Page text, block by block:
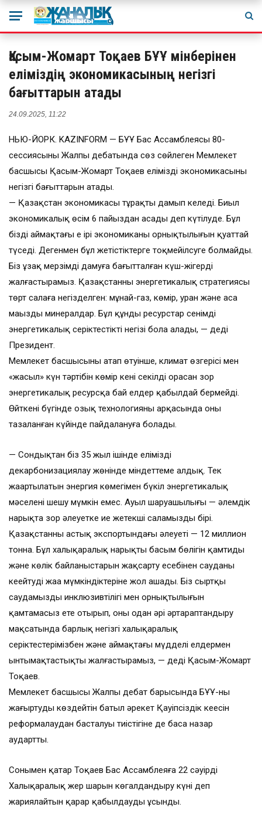
Қасым-Жомарт Тоқаев БҰҰ мінберінен
еліміздің экономикасының негізгі
бағыттарын атады
24.09.2025, 11:22
НЬЮ-ЙОРК. KAZINFORM — БҰҰ Бас Ассамблеясы 80-
сессиясының Жалпы дебатында сөз сөйлеген Мемлекет
басшысы Қасым-Жомарт Тоқаев еліміздің экономикасының
негізгі бағыттарын атады.
— Қазақстан экономикасы тұрақты дамып келеді. Биыл
экономикалық өсім 6 пайыздан асады деп күтілуде. Бұл
біздің аймақтағы ең ірі экономиканың орнықтылығын қуаттай
түседі. Дегенмен бұл жетістіктерге тоқмейілсуге болмайды.
Біз ұзақ мерзімді дамуға бағытталған күш-жігерді
жалғастырамыз. Қазақстанның энергетикалық стратегиясы
төрт салаға негізделген: мұнай-газ, көмір, уран және аса
маңызды минералдар. Бұл құнды ресурстар сенімді
энергетикалық серіктестіктің негізі бола алады, — деді
Президент.
Мемлекет басшысының атап өтуінше, климат өзгерісі мен
«жасыл» күн тәртібін көмір кені секілді орасан зор
энергетикалық ресурсқа бай елдер қабылдай бермейді.
Өйткені бүгінде озық технологияның арқасында оны
тазаланған күйінде пайдалануға болады.
— Сондықтан біз 35 жыл ішінде елімізді
декарбонизациялау жөнінде міндеттеме алдық. Тек
жаңартылатын энергия көмегімен бүкіл энергетикалық
мәселені шешу мүмкін емес. Ауыл шаруашылығы — әлемдік
нарықта зор әлеуетке ие жетекші саламыздың бірі.
Қазақстанның астық экспортындағы әлеуеті — 12 миллион
тонна. Бұл халықаралық нарықтың басым бөлігін қамтиды
және көлік байланыстарын жақсарту есебінен сауданы
кеңейтудің жаңа мүмкіндіктеріне жол ашады. Біз сыртқы
саудамыздың инклюзивтілігі мен орнықтылығын
қамтамасыз ете отырып, оны одан әрі әртараптандыру
мақсатында барлық негізгі халықаралық
серіктестерімізбен және аймақтағы мүдделі елдермен
ынтымақтастықты жалғастырамыз, — деді Қасым-Жомарт
Тоқаев.
Мемлекет басшысы Жалпы дебат барысында БҰҰ-ны
жаңғыртуды көздейтін батыл әрекет Қауіпсіздік кеңесін
реформалаудан басталуы тиістігіне де баса назар
аудартты.
Сонымен қатар Тоқаев Бас Ассамблеяға 22 сәуірді
Халықаралық жер шарын көгалдандыру күні деп
жариялайтын қарар қабылдауды ұсынды.